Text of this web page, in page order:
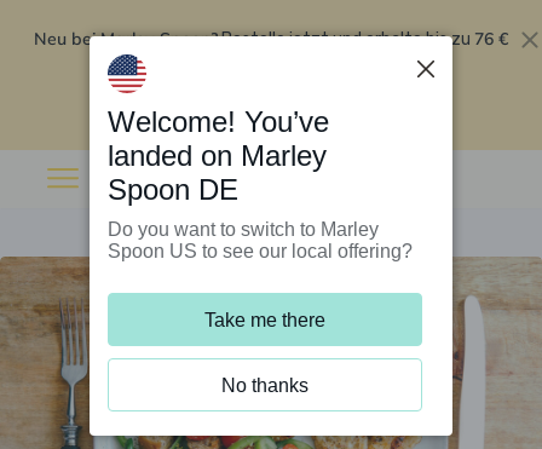
Neu bei Marley Spoon?Bestelle jetzt und erhalte bis zu 76 €
Rabatt auf deine ersten fünf Boxen
Welcome! You’ve
landed on Marley
Spoon DE
Do you want to switch to Marley
Spoon US to see our local offering?
Take me there
No thanks